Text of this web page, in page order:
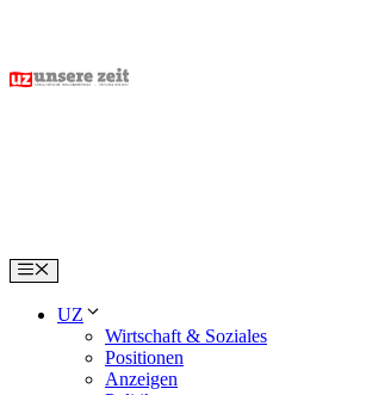
content
Menu
UZ
Wirtschaft & Soziales
Positionen
Anzeigen